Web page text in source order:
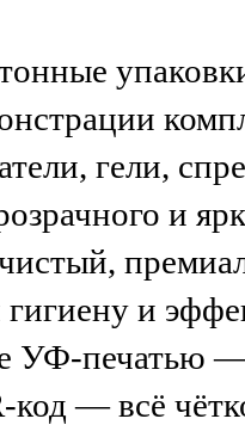
гели,
и
и
УФ-печатью —
код — всё